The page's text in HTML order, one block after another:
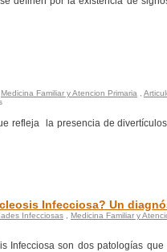
Medicina Familiar y Atencion Primaria
refleja la presencia de
Infecciosa? Un
Infecciosas Medicina Familiar y
Infecciosa son dos patologías